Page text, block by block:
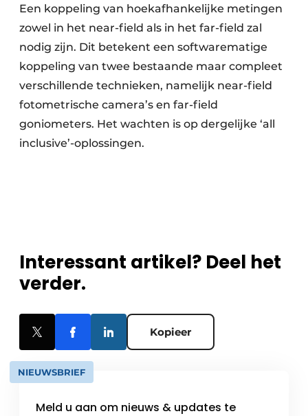
Een koppeling van hoekafhankelijke metingen
zowel in het near-field als in het far-field zal
nodig zijn. Dit betekent een softwarematige
koppeling van twee bestaande maar compleet
verschillende technieken, namelijk near-field
fotometrische camera’s en far-field
goniometers. Het wachten is op dergelijke ‘all
inclusive’-oplossingen.
Interessant artikel? Deel het
verder.
Kopieer
NIEUWSBRIEF
Meld u aan om nieuws & updates te